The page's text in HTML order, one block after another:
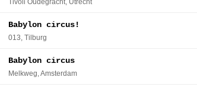
Tivoli Oudegracht, Utrecht
Babylon circus!
013, Tilburg
Babylon circus
Melkweg, Amsterdam